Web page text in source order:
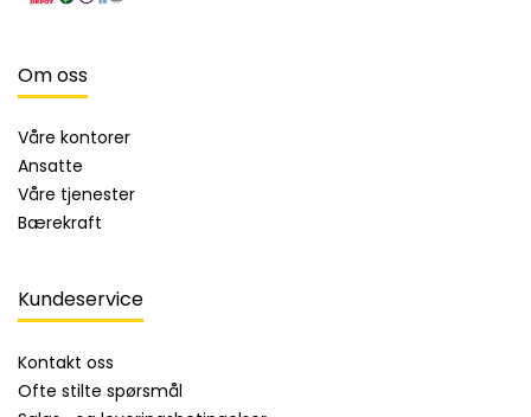
Om oss
Våre kontorer
Ansatte
Våre tjenester
Bærekraft
Kundeservice
Kontakt oss
Ofte stilte spørsmål